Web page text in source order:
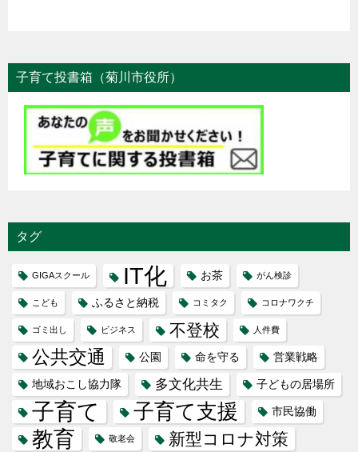
子育て投書箱（菊川市役所）
タグ
GIGAスクール IT化 お茶 がん検診
こども ふるさと納税 コミタク コロナワクチ
ゴミ出し ビジネス 不登校 人件費
公共交通 公園 命を守る 営業戦略
地域おこし協力隊 多文化共生 子どもの居場所
子育て 子育て支援 市民協働
教育 敬老会 新型コロナ対策